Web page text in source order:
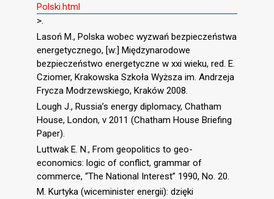
Polski.html
>.
Lasoń M., Polska wobec wyzwań bezpieczeństwa
energetycznego, [w:] Międzynarodowe
bezpieczeństwo energetyczne w xxi wieku, red. E.
Cziomer, Krakowska Szkoła Wyższa im. Andrzeja
Frycza Modrzewskiego, Kraków 2008.
Lough J., Russia’s energy diplomacy, Chatham
House, London, v 2011 (Chatham House Briefing
Paper).
Luttwak E. N., From geopolitics to geo-
economics: logic of conflict, grammar of
commerce, “The National Interest” 1990, No. 20.
M. Kurtyka (wiceminister energii): dzięki